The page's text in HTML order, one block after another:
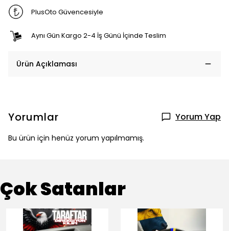
PlusOto Güvencesiyle
Aynı Gün Kargo 2-4 İş Günü İçinde Teslim
Ürün Açıklaması
Yorumlar Yorum Yap
Bu ürün için henüz yorum yapılmamış.
Çok Satanlar